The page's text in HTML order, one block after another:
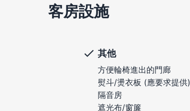
客房設施
其他
方便輪椅進出的門廊
熨斗/燙衣板 (應要求提供)
隔音房
遮光布/窗簾